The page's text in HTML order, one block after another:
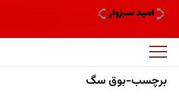
برچسب-بوق سگ